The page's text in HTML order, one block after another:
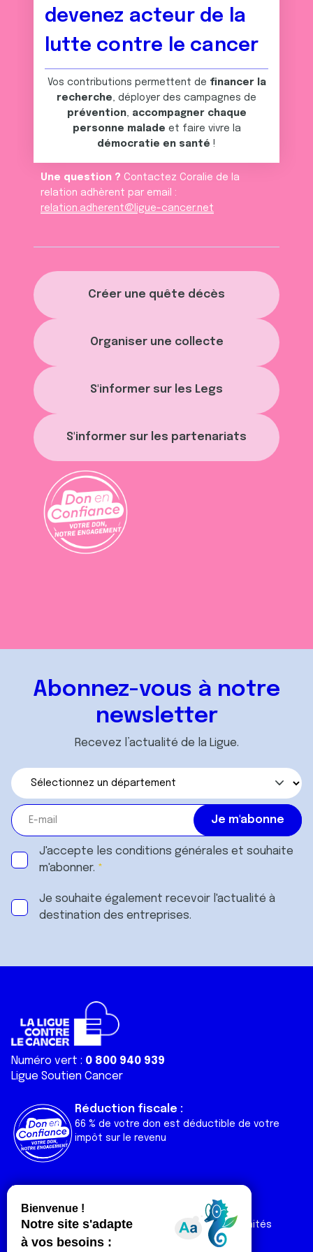
avec d'autres informations que vous leur avez fournies
ou qu'ils ont collectées lors de votre utilisation de leurs
services.
Créer une quête décès
Organiser une collecte
S'informer sur les Legs
S'informer sur les partenariats
devenez acteur de la
lutte contre le cancer
Vos contributions permettent de financer la
recherche, déployer des campagnes de
prévention, accompagner chaque
personne malade et faire vivre la
démocratie en santé !
Une question ? Contactez Coralie de la
relation adhèrent par email :
relation.adherent@ligue-cancer.net
Abonnez-vous à notre
newsletter
Recevez l’actualité de la Ligue.
J'accepte les conditions générales et souhaite
m'abonner.
Je souhaite également recevoir l'actualité à
destination des entreprises.
Numéro vert : 0 800 940 939
Ligue Soutien Cancer
Réduction fiscale :
66 % de votre don est déductible de votre
impôt sur le revenu
Liens utiles
Nos actualités
Nos publications
Contact
Espace Ligue & comités
Espace chercheur